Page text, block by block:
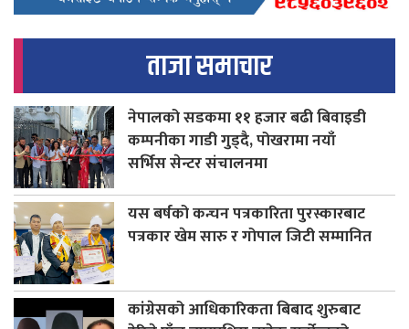
ताजा समाचार
नेपालको सडकमा ११ हजार बढी बिवाइडी
कम्पनीका गाडी गुड्दै, पोखरामा नयाँ
सर्भिस सेन्टर संचालनमा
यस बर्षको कन्चन पत्रकारिता पुरस्कारबाट
पत्रकार खेम सारु र गोपाल जिटी सम्मानित
कांग्रेसको आधिकारिकता बिबाद शुरुबाट